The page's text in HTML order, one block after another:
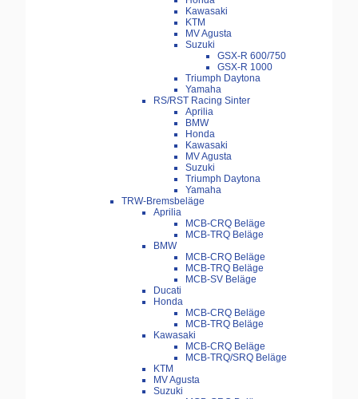
Kawasaki
KTM
MV Agusta
Suzuki
GSX-R 600/750
GSX-R 1000
Triumph Daytona
Yamaha
RS/RST Racing Sinter
Aprilia
BMW
Honda
Kawasaki
MV Agusta
Suzuki
Triumph Daytona
Yamaha
TRW-Bremsbeläge
Aprilia
MCB-CRQ Beläge
MCB-TRQ Beläge
BMW
MCB-CRQ Beläge
MCB-TRQ Beläge
MCB-SV Beläge
Ducati
Honda
MCB-CRQ Beläge
MCB-TRQ Beläge
Kawasaki
MCB-CRQ Beläge
MCB-TRQ/SRQ Beläge
KTM
MV Agusta
Suzuki